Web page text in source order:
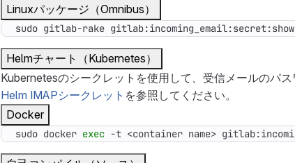
Linuxパッケージ（Omnibus）
sudo gitlab-rake gitlab:incoming_email:secret:show
Helmチャート（Kubernetes）
Kubernetesのシークレットを使用して、受信メールのパ
Helm IMAPシークレット を参照してください。
Docker
sudo docker exec -t <container name>